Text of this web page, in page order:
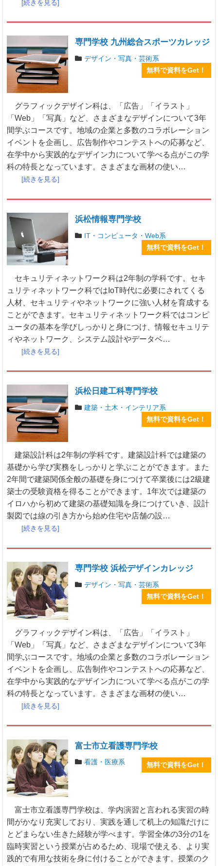
[続きを見る]
専門学校 九州総合スポーツカレッジ
デザイン・写真・芸術系
無料で資料をGet！
グラフィックデザイン科は、「広告」「イラスト」
「Web」「写真」など、さまざまなデザインについて3年
間学ぶコースです。地域の企業と多数のコラボレーション
イベントを企画し、広告制作やコンテストへの応募など、
在学中から実践的なデザイン力について学べる点がこの学
科の特長となっています。さまざまな画材の使い…
[続きを見る]
浜松情報専門学校
IT・コンピュータ・Web系
無料で資料をGet！
セキュリティネットワーク科は2年制の学科です。セキ
ュリティネットワーク科ではIoT時代に必要にされてくる
人材、セキュリティやネットワークに強い人材を育成する
ことができます。セキュリティネットワーク科ではコンピ
ュータの基本を学びしっかりと身につけ、情報セキュリテ
ィやネットワーク、システム設計やデータベ…
[続きを見る]
浜松日建工科専門学校
建築・土木・インテリア系
無料で資料をGet！
建築設計科は2年制の学科です。建築設計科では建築の
基礎から学び実務をしっかりと学ぶことができます。また
2年間で建築関係全般の基礎を身につけて卒業後には2級建
築士の受験資格を得ることができます。1年次では建築の
イロハから初めて建築の基礎知識を身につけていき、設計
製図では線の引き方から始め住宅や店舗の設…
[続きを見る]
専門学校 浜松デザインカレッジ
デザイン・写真・芸術系
無料で資料をGet！
グラフィックデザイン科は、「広告」「イラスト」
「Web」「写真」など、さまざまなデザインについて3年
間学ぶコースです。地域の企業と多数のコラボレーション
イベントを企画し、広告制作やコンテストへの応募など、
在学中から実践的なデザイン力について学べる点がこの学
科の特長となっています。さまざまな画材の使い…
[続きを見る]
富士市立看護専門学校
看護・医療系 無料で資料をGet！
富士市立看護専門学校は、学内演習と言われる実習の時
間がかなり充実しており、実践を通して机上の知識だけに
とどまらない生きた経験が学べます。学習全体の3分の1を
臨時実習という授業が占めるため、現場で使える、より実
践的で有用な技術を身に付けることができます。授業のク